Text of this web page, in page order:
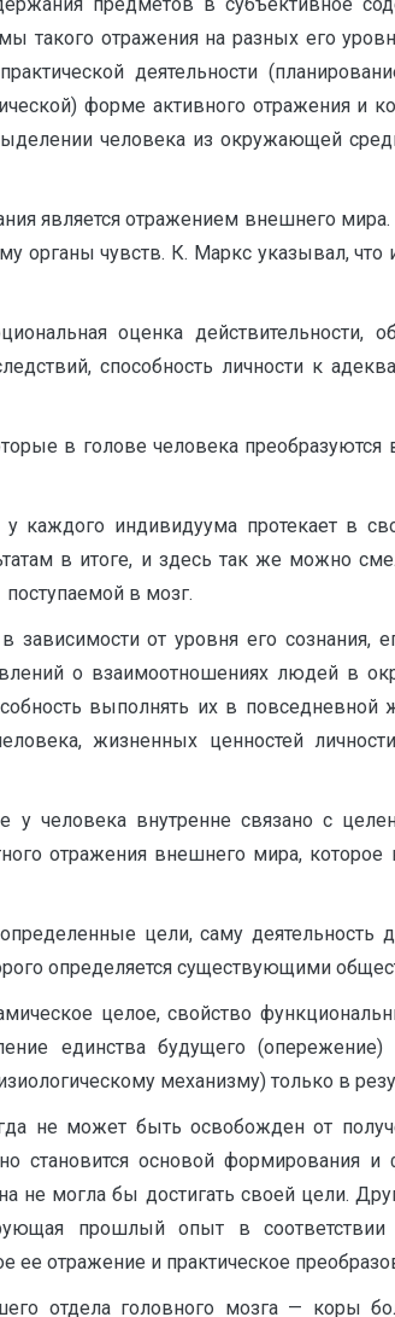
такого отражения на разных его
деятельности
форме активного отражения и
человека из окружающей
является отраже­нием внешнего
органы чувств. К. Маркс ука­зывал,
оценка действительности,
способность личности к
в голове человека пре­образуются
каждого индивидуума протекает в
в итоге, и здесь так же можно
в мозг.
от уровня его сознания,
о взаимоотношениях людей в
выполнять их в повседневной
жизненных ценностей
человека внутренне связано с
отражения внешнего мира,
цели, саму деятельность
опре­деляется существующими
целое, свойство
единства будущего
механизму) только в
не может быть освобожден от
основой формирования и
не могла бы достигать своей цели.
прош­лый опыт в соответствии
ее отражение и практическое
отдела головного мозга — коры